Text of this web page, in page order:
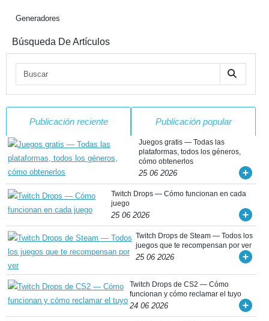
Generadores
Búsqueda De Artículos
Publicación reciente Publicación popular
Juegos gratis — Todas las
plataformas, todos los géneros,
cómo obtenerlos
25 06 2026
Twitch Drops — Cómo funcionan en cada
juego
25 06 2026
Twitch Drops de Steam — Todos los
juegos que te recompensan por ver
25 06 2026
Twitch Drops de CS2 — Cómo
funcionan y cómo reclamar el tuyo
24 06 2026